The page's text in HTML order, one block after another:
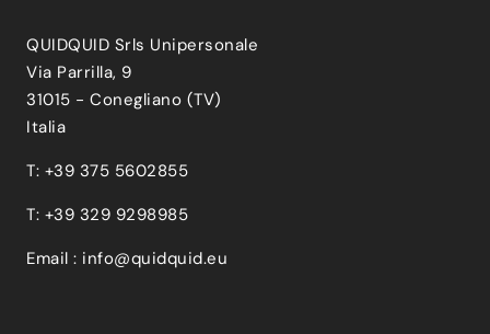
QUIDQUID Srls Unipersonale
Via Parrilla, 9
31015 - Conegliano (TV)
Italia
T: +39 375 5602855
T: +39 329 9298985
Email : info@quidquid.eu